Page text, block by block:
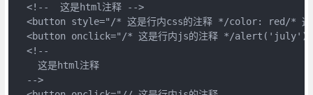
  <!--  这是html注释 -->
<button style="/* 这是行内css的注释 */color: red/*
<button onclick="/* 这是行内js的注释 */
  <!--
    这是html注释
  -->